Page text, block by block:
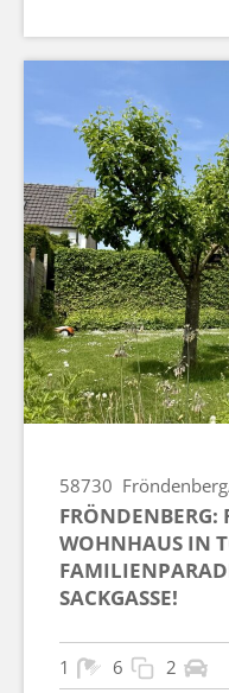
58730
FRÖNDENBERG:
WOHNHAUS IN
SACKGASSE!
1 6 2